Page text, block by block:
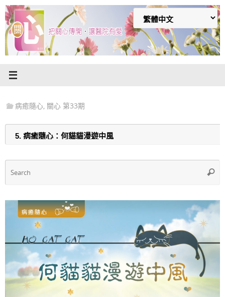
Skip
to
content
病癒隨心, 關心 第33期